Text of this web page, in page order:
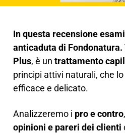
In questa recensione
anticaduta di Fondonatura.
Plus, è un trattamento
principi attivi naturali, che
efficace e delicato.
Analizzeremo i pro e contro
opinioni e pareri dei clienti